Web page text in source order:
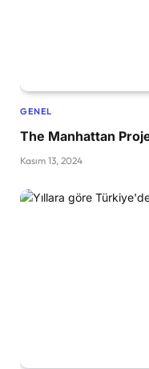
GENEL
The Manhattan
Kasım 13, 2024